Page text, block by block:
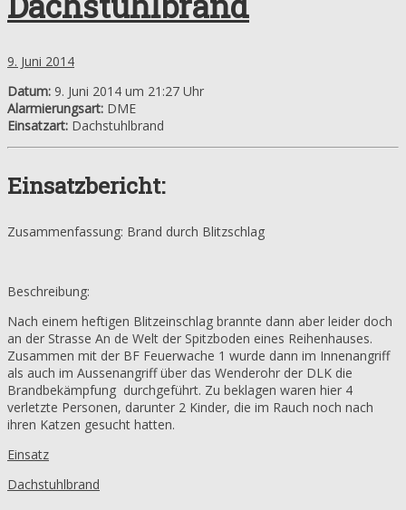
9. Juni 2014
Datum: 9. Juni 2014 um 21:27 Uhr
Alarmierungsart: DME
Einsatzart: Dachstuhlbrand
Einsatzbericht:
Zusammenfassung: Brand durch Blitzschlag
Beschreibung:
Nach einem heftigen Blitzeinschlag brannte dann aber leider doch
an der Strasse An de Welt der Spitzboden eines Reihenhauses.
Zusammen mit der BF Feuerwache 1 wurde dann im Innenangriff
als auch im Aussenangriff über das Wenderohr der DLK die
Brandbekämpfung durchgeführt. Zu beklagen waren hier 4
verletzte Personen, darunter 2 Kinder, die im Rauch noch nach
ihren Katzen gesucht hatten.
Einsatz
Dachstuhlbrand